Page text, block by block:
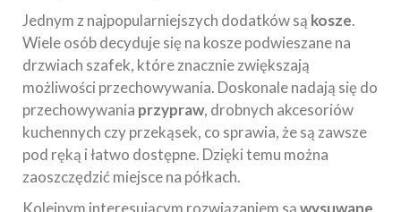
Jednym z najpopularniejszych dodatków są kosze.
Wiele osób decyduje się na kosze podwieszane na
drzwiach szafek, które znacznie zwiększają
możliwości przechowywania. Doskonale nadają się do
przechowywania przypraw, drobnych akcesoriów
kuchennych czy przekąsek, co sprawia, że są zawsze
pod ręką i łatwo dostępne. Dzięki temu można
zaoszczędzić miejsce na półkach.